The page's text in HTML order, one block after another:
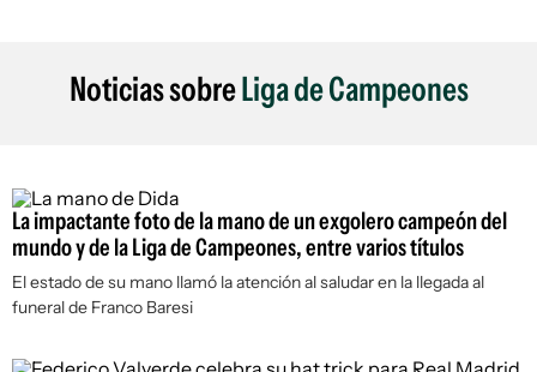
Noticias sobreLiga de Campeones
La impactante foto de la mano de un exgolero campeón del
mundo y de la Liga de Campeones, entre varios títulos
El estado de su mano llamó la atención al saludar en la llegada al
funeral de Franco Baresi